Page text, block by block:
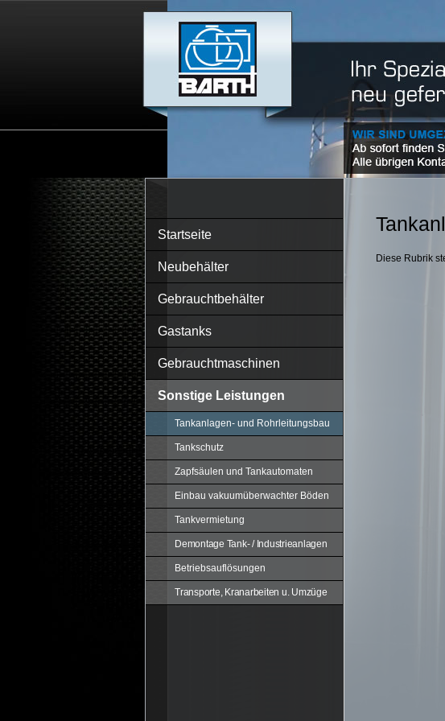
Startseite
Neubehälter
Gebrauchtbehälter
Gastanks
Gebrauchtmaschinen
Sonstige Leistungen
Tankanlagen- und Rohrleitungsbau
Tankschutz
Zapfsäulen und Tankautomaten
Einbau vakuumüberwachter Böden
Tankvermietung
Demontage Tank- / Industrieanlagen
Betriebsauflösungen
Transporte, Kranarbeiten u. Umzüge
Diese Rubrik